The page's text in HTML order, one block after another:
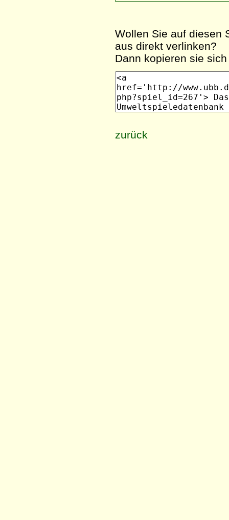
Wollen Sie auf diesen
aus direkt verlinken?
Dann kopieren sie
zurück